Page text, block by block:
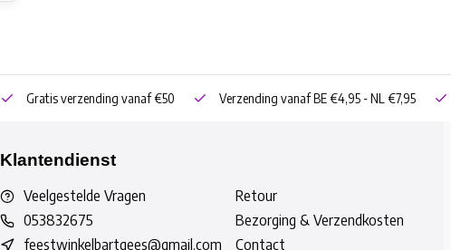
Gratis verzending vanaf €50 Verzending vanaf BE €4,95 - NL €7,95
Klantendienst
Veelgestelde Vragen
053832675
feestwinkelbartgees@gmail.com
Retour
Bezorging & Verzendkosten
Contact